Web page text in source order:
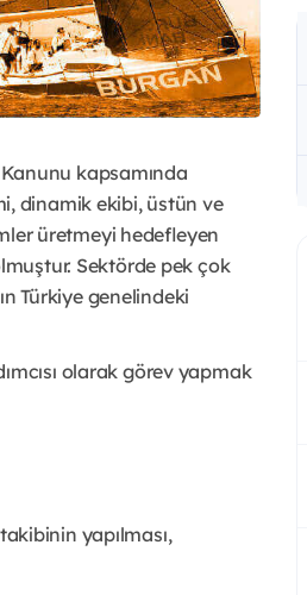
kapsamında
dinamik ekibi, üstün ve
üretmeyi hedefleyen
Sektörde pek çok
Türkiye genelindeki
olarak görev yapmak
yapılması,